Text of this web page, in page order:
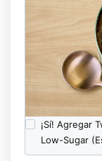
¡Sí! Agregar
Low-Sugar